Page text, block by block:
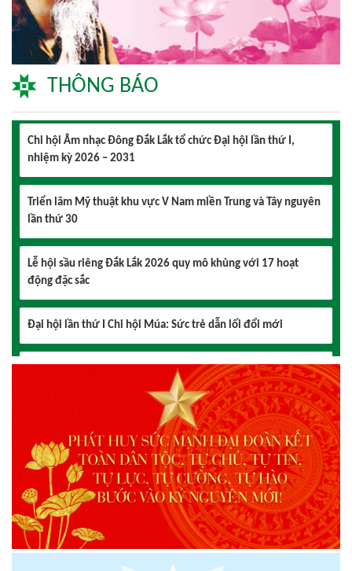
THÔNG BÁO
Đại hội lần thứ I Chi hội Nhiếp ảnh Đông Đắk Lắk nhiệm kỳ
2026 – 2031 thành công tốt đẹp
Chi hội Âm nhạc Đông Đắk Lắk tổ chức Đại hội lần thứ I,
nhiệm kỳ 2026 – 2031
Triển lãm Mỹ thuật khu vực V Nam miền Trung và Tây nguyên
lần thứ 30
Lễ hội sầu riêng Đắk Lắk 2026 quy mô khủng với 17 hoạt
động đặc sắc
Đại hội lần thứ I Chi hội Múa: Sức trẻ dẫn lối đổi mới
Đại hội lần thứ I Chi hội Nhiếp ảnh Đông Đắk Lắk nhiệm kỳ
2026 – 2031 thành công tốt đẹp
Chi hội Âm nhạc Đông Đắk Lắk tổ chức Đại hội lần thứ I,